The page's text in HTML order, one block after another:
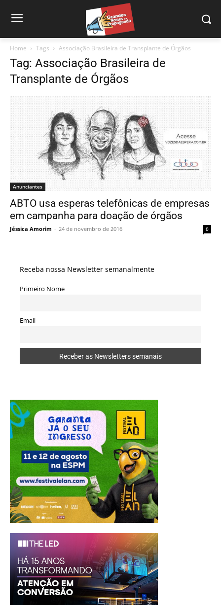
Home Tags Associação Brasileira de Transplante de Órgãos
Tag: Associação Brasileira de
Transplante de Órgãos
Anunciantes
ABTO usa esperas telefônicas de empresas
em campanha para doação de órgãos
Jéssica Amorim - 24 de novembro de 2016 0
Receba nossa Newsletter semanalmente
Primeiro Nome
Email